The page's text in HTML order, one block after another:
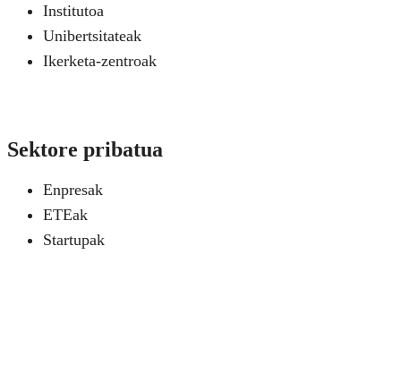
Institutoa
Unibertsitateak
Ikerketa-zentroak
Sektore pribatua
Enpresak
ETEak
Startupak